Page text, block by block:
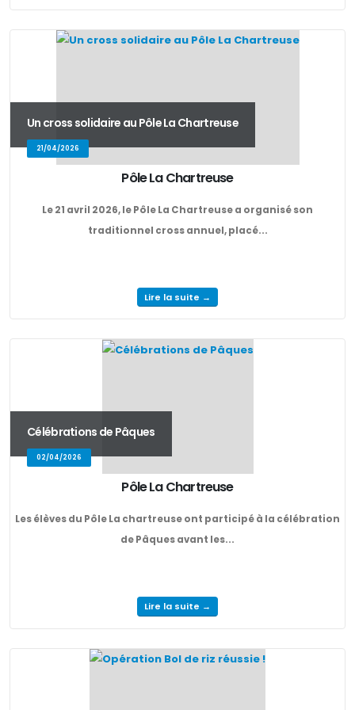
Un cross solidaire au Pôle La Chartreuse
21/04/2026
Pôle La Chartreuse
Le 21 avril 2026, le Pôle La Chartreuse a organisé son
traditionnel cross annuel, placé...
Lire la suite →
Célébrations de Pâques
02/04/2026
Pôle La Chartreuse
Les élèves du Pôle La chartreuse ont participé à la célébration
de Pâques avant les...
Lire la suite →